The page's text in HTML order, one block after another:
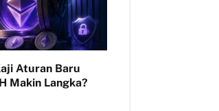
Aturan Baru
Makin Langka?